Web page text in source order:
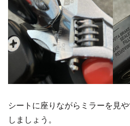
シートに座りながらミラーを見
しましょう。